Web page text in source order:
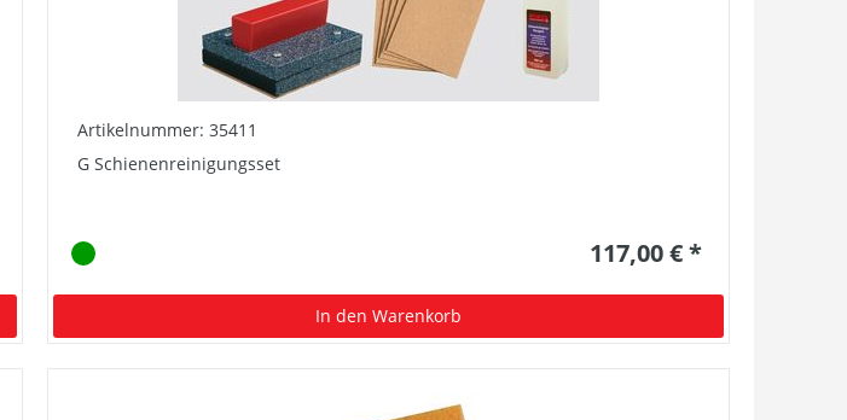
Artikelnummer: 35411
G Schienenreinigungsset
117,00 € *
In den Warenkorb